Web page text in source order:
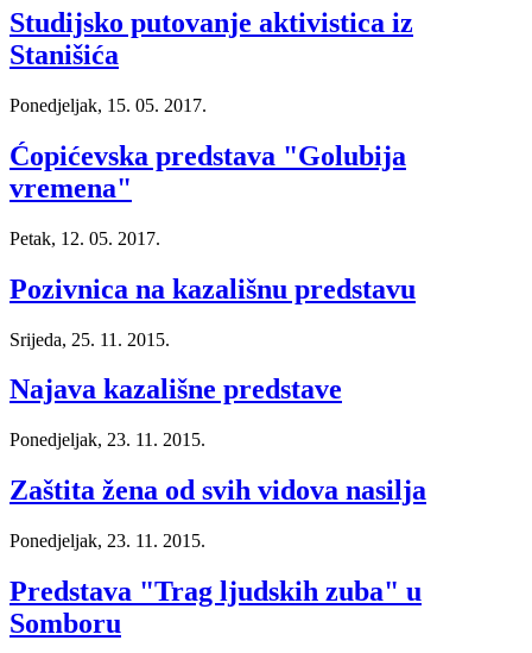
Studijsko putovanje aktivistica iz
Stanišića
Ponedjeljak, 15. 05. 2017.
Ćopićevska predstava "Golubija
vremena"
Petak, 12. 05. 2017.
Pozivnica na kazališnu predstavu
Srijeda, 25. 11. 2015.
Najava kazališne predstave
Ponedjeljak, 23. 11. 2015.
Zaštita žena od svih vidova nasilja
Ponedjeljak, 23. 11. 2015.
Predstava "Trag ljudskih zuba" u
Somboru